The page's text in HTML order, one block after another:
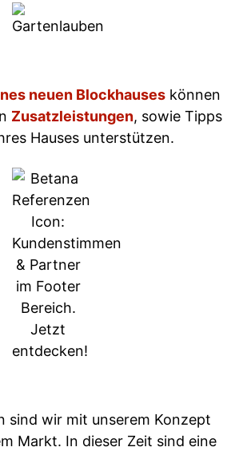
neuen Blockhauses können
Zusatzleistungen, sowie Tipps
Hauses unterstützen.
sind wir mit unserem Konzept
Markt. In dieser Zeit sind eine